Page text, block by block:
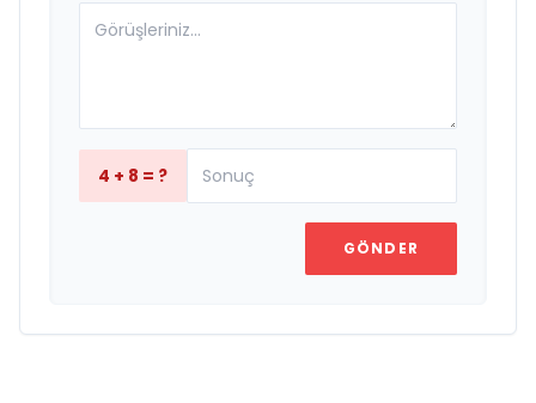
4 + 8 = ?
GÖNDER